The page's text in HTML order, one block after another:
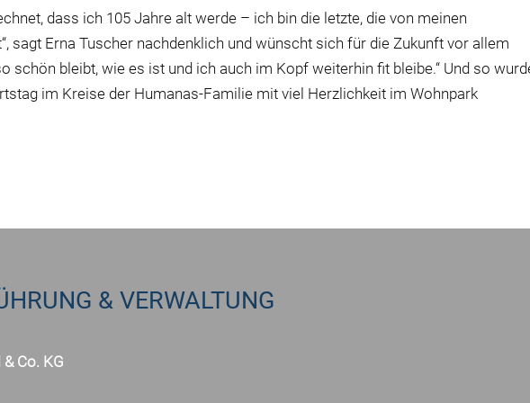
dass ich 105 Jahre alt werde – ich bin die letzte, die von meinen
sagt Erna Tuscher nachdenklich und wünscht sich für die Zukunft vor allem
schön bleibt, wie es ist und ich auch im Kopf weiterhin fit bleibe.“ Und so
im Kreise der Humanas-Familie mit viel Herzlichkeit im Wohnpark
& VERWALTUNG
Co. KG